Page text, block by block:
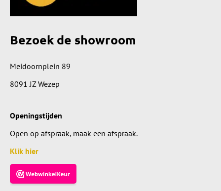
Bezoek de showroom
Meidoornplein 89
8091 JZ Wezep
Openingstijden
Open op afspraak, maak een afspraak.
Klik hier